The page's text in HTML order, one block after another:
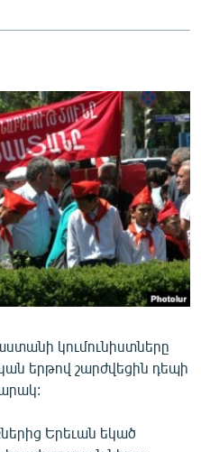
կումունիստները
երթով շարժվեցին դեպի
Երեւան եկած